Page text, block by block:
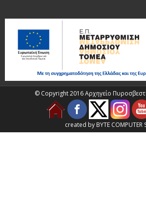
© Copyright 2016 Αρχηγείο
created by BYTE COMPUTER